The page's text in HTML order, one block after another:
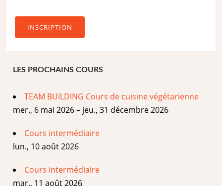
INSCRIPTION
LES PROCHAINS COURS
TEAM BUILDING Cours de cuisine végétarienne
mer., 6 mai 2026 – jeu., 31 décembre 2026
Cours intermédiaire
lun., 10 août 2026
Cours Intermédiaire
mar., 11 août 2026